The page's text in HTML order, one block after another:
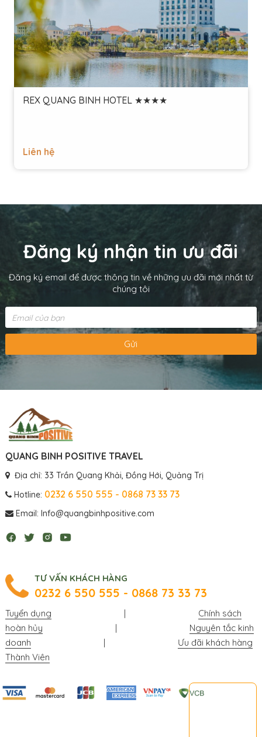
REX QUANG BINH HOTEL ★★★★
Liên hệ
Đăng ký nhận tin ưu đãi
Đăng ký email để được thông tin về những ưu đãi mới nhất từ
chúng tôi
Gửi
QUANG BINH POSITIVE TRAVEL
Địa chỉ: 33 Trần Quang Khải, Đồng Hới, Quảng Trị
Hotline: 0232 6 550 555 - 0868 73 33 73
Email: Info@quangbinhpositive.com
TƯ VẤN KHÁCH HÀNG
0232 6 550 555 - 0868 73 33 73
Tuyển dụng |
Chính sách
hoàn hủy
|
Nguyên tắc kinh
doanh
|
Ưu đãi khách hàng
Thành Viên